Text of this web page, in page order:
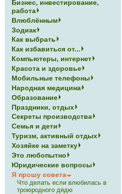
Бизнес, инвестирование,
работа
Влюблённым
Зодиак
Как выбрать
Как избавиться от...
Компьютеры, интернет
Красота и здоровье
Мобильные телефоны
Народная медицина
Образование
Праздники, отдых
Секреты производства
Семья и дети
Туризм, активный отдых
Хозяйке на заметку
Это любопытно
Юридические вопросы
Я прошу совета
Что делать если влюбилась в
троюродного дядю